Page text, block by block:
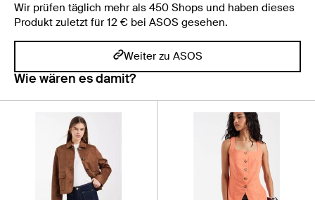
Wir prüfen täglich mehr als 450 Shops und haben dieses
Produkt zuletzt für 12 € bei ASOS gesehen.
Weiter zu ASOS
Wie wären es damit?